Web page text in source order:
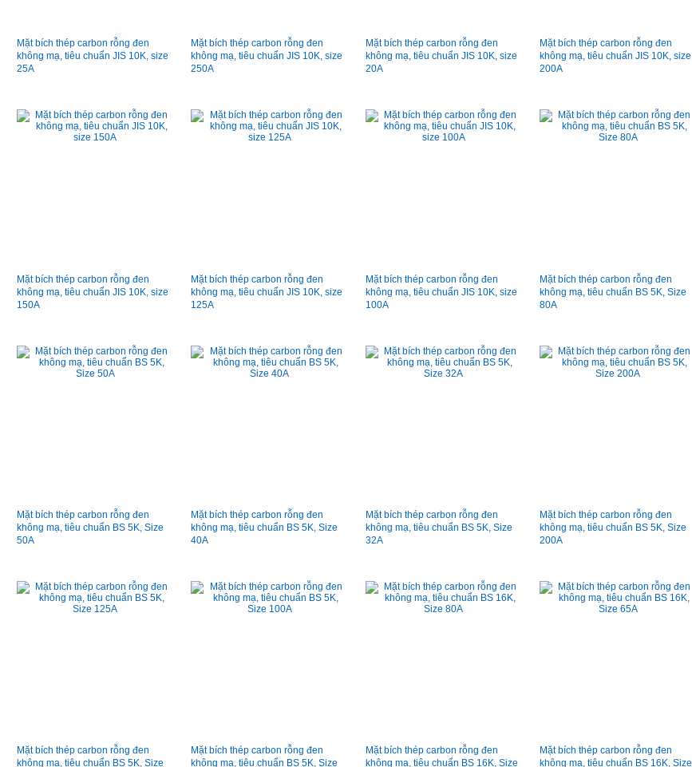
Mặt bích thép carbon rỗng đen
không mạ, tiêu chuẩn JIS 10K, size
25A
Mặt bích thép carbon rỗng đen
không mạ, tiêu chuẩn JIS 10K, size
250A
Mặt bích thép carbon rỗng đen
không mạ, tiêu chuẩn JIS 10K, size
20A
Mặt bích thép carbon rỗng đen
không mạ, tiêu chuẩn JIS 10K, size
200A
Mặt bích thép carbon rỗng đen
không mạ, tiêu chuẩn JIS 10K, size
150A
Mặt bích thép carbon rỗng đen
không mạ, tiêu chuẩn JIS 10K, size
125A
Mặt bích thép carbon rỗng đen
không mạ, tiêu chuẩn JIS 10K, size
100A
Mặt bích thép carbon rỗng đen
không mạ, tiêu chuẩn BS 5K, Size
80A
Mặt bích thép carbon rỗng đen
không mạ, tiêu chuẩn BS 5K, Size
50A
Mặt bích thép carbon rỗng đen
không mạ, tiêu chuẩn BS 5K, Size
40A
Mặt bích thép carbon rỗng đen
không mạ, tiêu chuẩn BS 5K, Size
32A
Mặt bích thép carbon rỗng đen
không mạ, tiêu chuẩn BS 5K, Size
200A
Mặt bích thép carbon rỗng đen
không mạ, tiêu chuẩn BS 5K, Size
Mặt bích thép carbon rỗng đen
không mạ, tiêu chuẩn BS 5K, Size
Mặt bích thép carbon rỗng đen
không mạ, tiêu chuẩn BS 16K, Size
Mặt bích thép carbon rỗng đen
không mạ, tiêu chuẩn BS 16K, Size